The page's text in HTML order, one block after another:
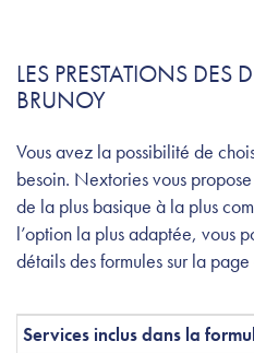
LES PRESTATIONS DES
BRUNOY
Vous avez la possibilité de
besoin. Nextories vous
de la plus basique à la plus
l’option la plus adaptée, vous
détails des formules sur la
Services inclus dans la